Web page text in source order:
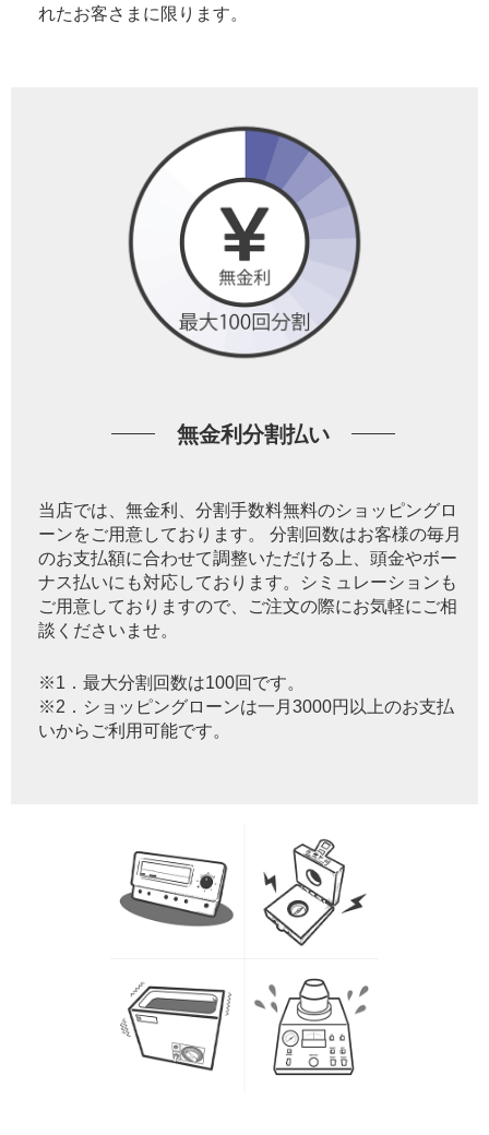
れたお客さまに限ります。
無金利分割払い
当店では、無金利、分割手数料無料のショッピングロ
ーンをご用意しております。 分割回数はお客様の毎月
のお支払額に合わせて調整いただける上、頭金やボー
ナス払いにも対応しております。シミュレーションも
ご用意しておりますので、ご注文の際にお気軽にご相
談くださいませ。
※1．最大分割回数は100回です。
※2．ショッピングローンは一月3000円以上のお支払
いからご利用可能です。